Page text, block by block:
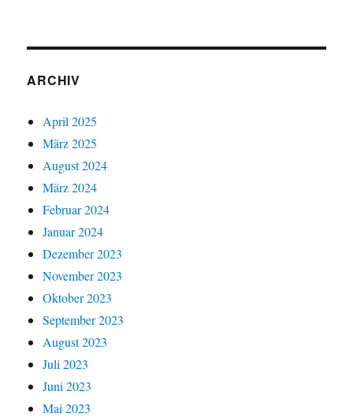
ARCHIV
April 2025
März 2025
August 2024
März 2024
Februar 2024
Januar 2024
Dezember 2023
November 2023
Oktober 2023
September 2023
August 2023
Juli 2023
Juni 2023
Mai 2023